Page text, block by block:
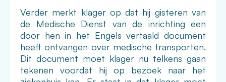
Verder merkt klager op dat hij gisteren van
de Medische Dienst van de inrichting een
door hen in het Engels vertaald document
heeft ontvangen over medische transporten.
Dit document moet klager nu telkens gaan
tekenen voordat hij op bezoek naar het